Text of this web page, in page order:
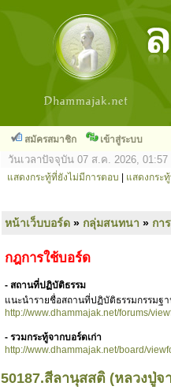
สมัครสมาชิก เข้าสู่ระบบ
วันเวลาปัจจุบัน 07 ส.ค. 2026, 01:57
แสดงกระทู้ที่ยังไม่มีการตอบ แสดงกระ
หน้าเว็บบอร์ด » กลุ่มสนทนา » กา
กฎการใช้บอร์ด
- สถานที่ปฏิบัติธรรม
แนะนำรายชื่อสถานที่ปฏิบัติธรรมกรรมฐ
http://www.dhammajak.net/forums/
- รวมกระทู้จากบอร์ดเก่า
http://www.dhammajak.net/board/
50187.สีลานุสสติ (หลวงปู่